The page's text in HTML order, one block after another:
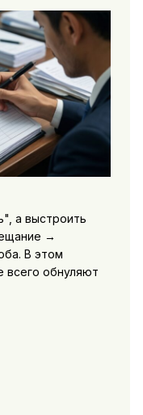
а выстроить
→
В этом
всего обнуляют